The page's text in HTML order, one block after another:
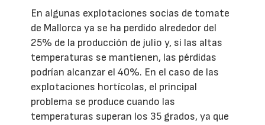
En algunas explotaciones socias de tomate
de Mallorca ya se ha perdido alrededor del
25% de la producción de julio y, si las altas
temperaturas se mantienen, las pérdidas
podrían alcanzar el 40%. En el caso de las
explotaciones hortícolas, el principal
problema se produce cuando las
temperaturas superan los 35 grados, ya que